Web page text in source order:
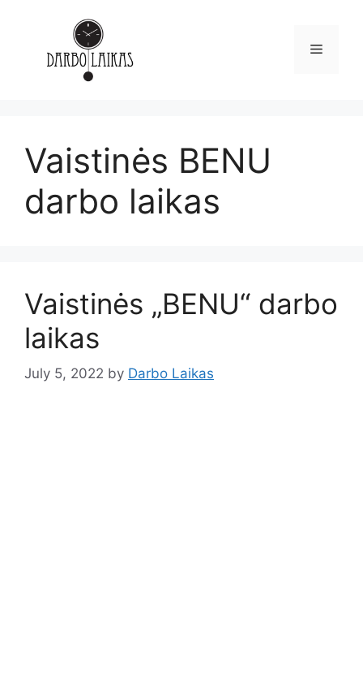
Vaistinės BENU
darbo laikas
Vaistinės „BENU“ darbo
laikas
July 5, 2022 by Darbo Laikas